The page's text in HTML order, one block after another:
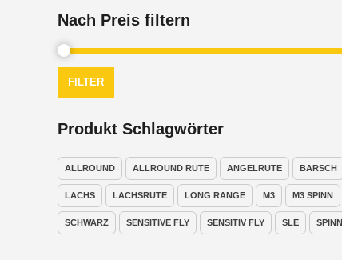
Nach Preis filtern
FILTER
Produkt Schlagwörter
ALLROUND ALLROUND RUTE ANGELRUTE BARSCH
LACHS LACHSRUTE LONG RANGE M3 M3 SPINN
SCHWARZ SENSITIVE FLY SENSITIV FLY SLE SPINN